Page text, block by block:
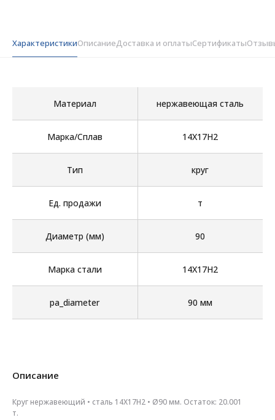
ХарактеристикиОписаниеДоставка и оплатыСертификаты
Материал нержавеющая сталь
Марка/Сплав 14Х17Н2
Тип круг
Ед. продажи т
Диаметр (мм) 90
Марка стали 14Х17Н2
pa_diameter 90 мм
Описание
Круг нержавеющий • сталь 14Х17Н2 • Ø90 мм. Остаток: 20.001
т.